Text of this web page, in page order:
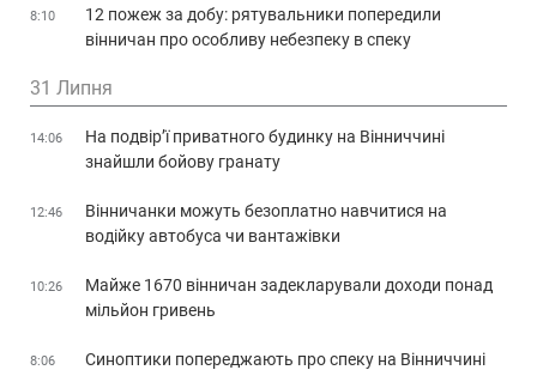
8:10
12 пожеж за добу: рятувальники попередили
вінничан про особливу небезпеку в спеку
31 Липня
14:06
На подвір’ї приватного будинку на Вінниччині
знайшли бойову гранату
12:46
Вінничанки можуть безоплатно навчитися на
водійку автобуса чи вантажівки
10:26
Майже 1670 вінничан задекларували доходи понад
мільйон гривень
8:06
Синоптики попереджають про спеку на Вінниччині